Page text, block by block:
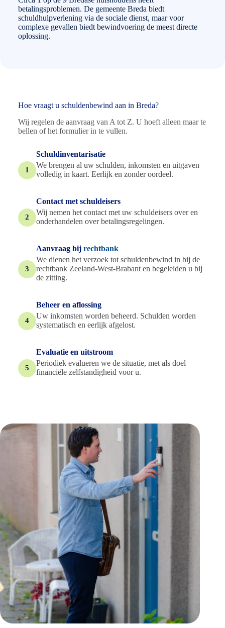
betalingsproblemen. De gemeente Breda biedt
schuldhulpverlening via de sociale dienst, maar voor
complexe gevallen biedt bewindvoering de meest directe
oplossing.
Hoe vraagt u schuldenbewind aan in Breda?
Wij regelen de aanvraag van A tot Z. U hoeft alleen maar te
bellen of het formulier in te vullen.
1
Schuldinventarisatie
We brengen al uw schulden, inkomsten en uitgaven
volledig in kaart. Eerlijk en zonder oordeel.
2
Contact met schuldeisers
Wij nemen het contact met uw schuldeisers over en
onderhandelen over betalingsregelingen.
3
Aanvraag bij rechtbank
We dienen het verzoek tot schuldenbewind in bij de
rechtbank Zeeland-West-Brabant en begeleiden u bij
de zitting.
4
Beheer en aflossing
Uw inkomsten worden beheerd. Schulden worden
systematisch en eerlijk afgelost.
5
Evaluatie en uitstroom
Periodiek evalueren we de situatie, met als doel
financiële zelfstandigheid voor u.